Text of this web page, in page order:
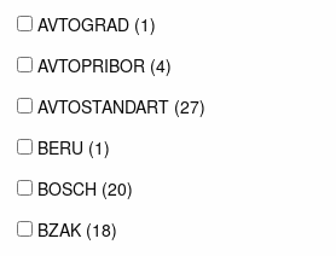
AVTOGRAD (1)
AVTOPRIBOR (4)
AVTOSTANDART (27)
BERU (1)
BOSCH (20)
BZAK (18)